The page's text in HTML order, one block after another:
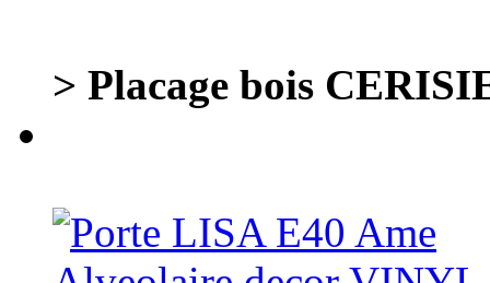
> Placage bois